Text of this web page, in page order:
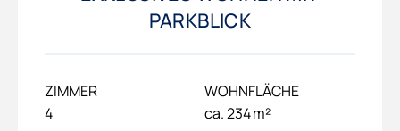
PARKBLICK
ZIMMER
4
WOHNFLÄCHE
ca. 234 m²